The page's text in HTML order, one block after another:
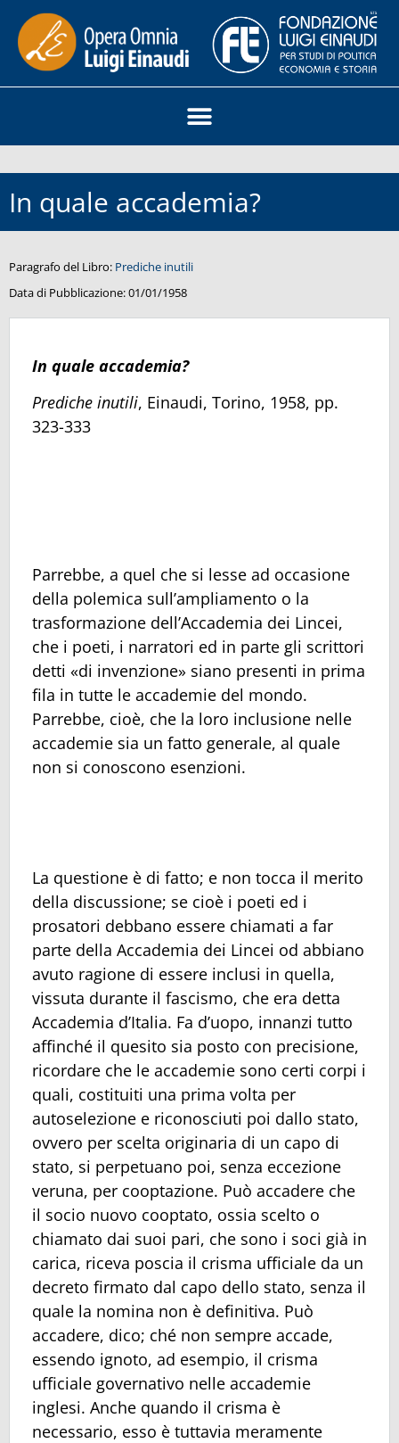
In quale accademia?
Paragrafo del Libro: Prediche inutili
Data di Pubblicazione:01/01/1958
In quale accademia?
Prediche inutili, Einaudi, Torino, 1958, pp.
323-333
Parrebbe, a quel che si lesse ad occasione
della polemica sull’ampliamento o la
trasformazione dell’Accademia dei Lincei,
che i poeti, i narratori ed in parte gli scrittori
detti «di invenzione» siano presenti in prima
fila in tutte le accademie del mondo.
Parrebbe, cioè, che la loro inclusione nelle
accademie sia un fatto generale, al quale
non si conoscono esenzioni.
La questione è di fatto; e non tocca il merito
della discussione; se cioè i poeti ed i
prosatori debbano essere chiamati a far
parte della Accademia dei Lincei od abbiano
avuto ragione di essere inclusi in quella,
vissuta durante il fascismo, che era detta
Accademia d’Italia. Fa d’uopo, innanzi tutto
affinché il quesito sia posto con precisione,
ricordare che le accademie sono certi corpi i
quali, costituiti una prima volta per
autoselezione e riconosciuti poi dallo stato,
ovvero per scelta originaria di un capo di
stato, si perpetuano poi, senza eccezione
veruna, per cooptazione. Può accadere che
il socio nuovo cooptato, ossia scelto o
chiamato dai suoi pari, che sono i soci già in
carica, riceva poscia il crisma ufficiale da un
decreto firmato dal capo dello stato, senza il
quale la nomina non è definitiva. Può
accadere, dico; ché non sempre accade,
essendo ignoto, ad esempio, il crisma
ufficiale governativo nelle accademie
inglesi. Anche quando il crisma è
necessario, esso è tuttavia meramente